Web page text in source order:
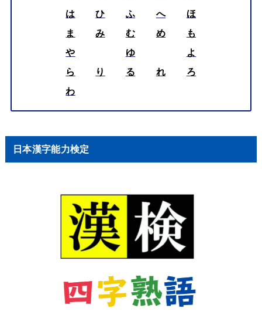
は
ひ ふ へ
ほ
ま
み む め
も
や
ゆ
よ
ら
り る れ
ろ
わ
日本漢字能力検定